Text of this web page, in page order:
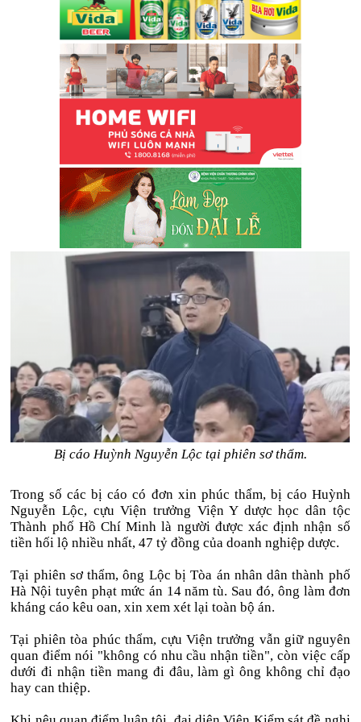
Bị cáo Huỳnh Nguyễn Lộc tại phiên sơ thẩm.
Trong số các bị cáo có đơn xin phúc thẩm, bị cáo Huỳnh
Nguyễn Lộc, cựu Viện trưởng Viện Y dược học dân tộc
Thành phố Hồ Chí Minh là người được xác định nhận số
tiền hối lộ nhiều nhất, 47 tỷ đồng của doanh nghiệp dược.
Tại phiên sơ thẩm, ông Lộc bị Tòa án nhân dân thành phố
Hà Nội tuyên phạt mức án 14 năm tù. Sau đó, ông làm đơn
kháng cáo kêu oan, xin xem xét lại toàn bộ án.
Tại phiên tòa phúc thẩm, cựu Viện trưởng vẫn giữ nguyên
quan điểm nói "không có nhu cầu nhận tiền", còn việc cấp
dưới đi nhận tiền mang đi đâu, làm gì ông không chỉ đạo
hay can thiệp.